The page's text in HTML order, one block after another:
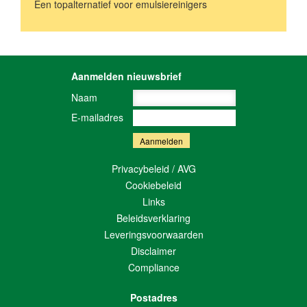
Een topalternatief voor emulsiereinigers
Aanmelden nieuwsbrief
Naam
E-mailadres
Privacybeleid / AVG
Cookiebeleid
Links
Beleidsverklaring
Leveringsvoorwaarden
Disclaimer
Compliance
Postadres